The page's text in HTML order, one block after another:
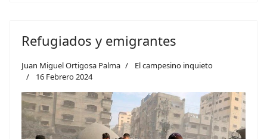
Refugiados y emigrantes
Juan Miguel Ortigosa Palma
El campesino inquieto
16 Febrero 2024